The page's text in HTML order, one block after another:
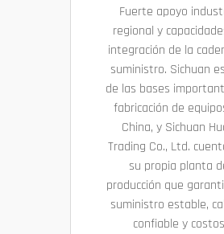
Fuerte apoyo
regional y
integración de la
suministro. Sichuan
de las bases
fabricación de
China, y Sichuan
Trading Co., Ltd.
su propia planta
producción que
suministro estable,
confiable y costos